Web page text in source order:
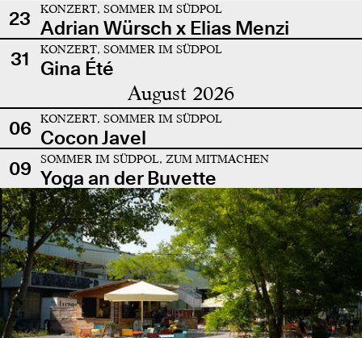
23
KONZERT, SOMMER IM SÜDPOL
Adrian Würsch x Elias Menzi
31
KONZERT, SOMMER IM SÜDPOL
Gina Été
August 2026
06 KONZERT, SOMMER IM SÜDPOL
Cocon Javel
09
SOMMER IM SÜDPOL, ZUM MITMACHEN
Yoga an der Buvette